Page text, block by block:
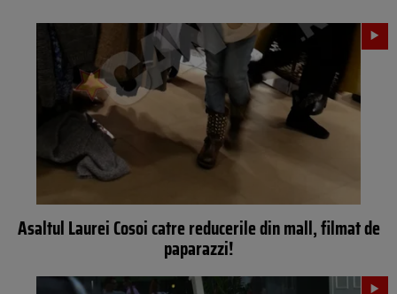
Asaltul Laurei Cosoi catre reducerile din mall, filmat de
paparazzi!